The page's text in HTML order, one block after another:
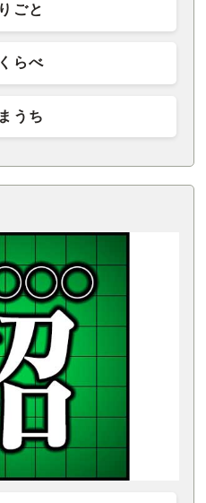
ごと
らべ
うち